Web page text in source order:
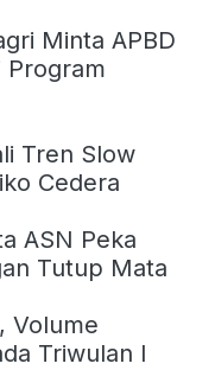
Minta APBD
Program
Tren Slow
Cedera
ASN Peka
Tutup Mata
Volume
Triwulan I